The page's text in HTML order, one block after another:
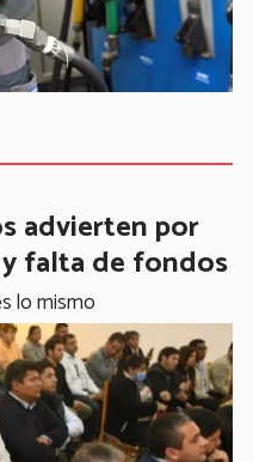
advierten por
falta de fondos
lo mismo